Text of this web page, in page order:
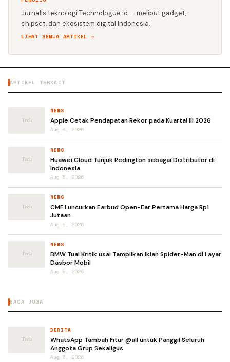
Jurnalis teknologi Technologue.id — meliput gadget,
chipset, dan ekosistem digital Indonesia.
LIHAT SEMUA ARTIKEL →
ARTIKEL TERKAIT
NEWS
Apple Cetak Pendapatan Rekor pada Kuartal III 2026
Aug 5, 2026
NEWS
Huawei Cloud Tunjuk Redington sebagai Distributor di
Indonesia
Aug 5, 2026
NEWS
CMF Luncurkan Earbud Open-Ear Pertama Harga Rp1
Jutaan
Aug 5, 2026
NEWS
BMW Tuai Kritik usai Tampilkan Iklan Spider-Man di Layar
Dasbor Mobil
Aug 5, 2026
BACA JUGA
BERITA
WhatsApp Tambah Fitur @all untuk Panggil Seluruh
Anggota Grup Sekaligus
Aug 5, 2026